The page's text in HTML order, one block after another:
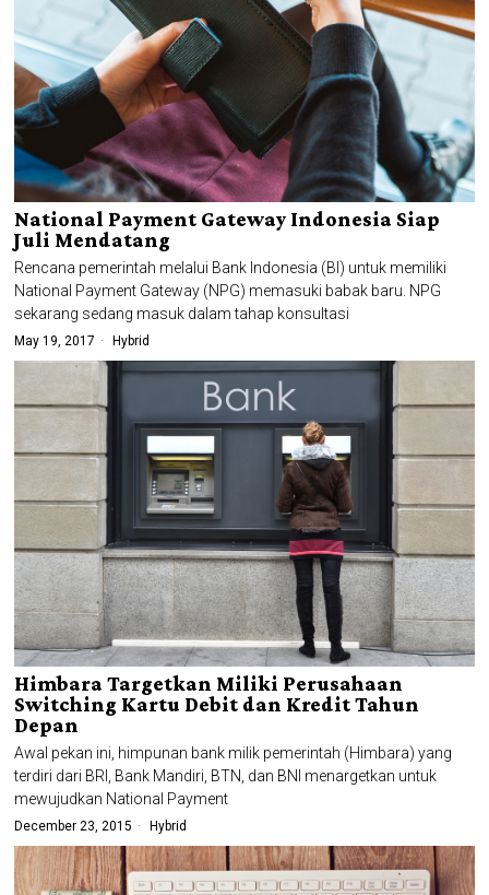
National Payment Gateway Indonesia Siap
Juli Mendatang
Rencana pemerintah melalui Bank Indonesia (BI) untuk memiliki
National Payment Gateway (NPG) memasuki babak baru. NPG
sekarang sedang masuk dalam tahap konsultasi
May 19, 2017 Hybrid
Himbara Targetkan Miliki Perusahaan
Switching Kartu Debit dan Kredit Tahun
Depan
Awal pekan ini, himpunan bank milik pemerintah (Himbara) yang
terdiri dari BRI, Bank Mandiri, BTN, dan BNI menargetkan untuk
mewujudkan National Payment
December 23, 2015 Hybrid